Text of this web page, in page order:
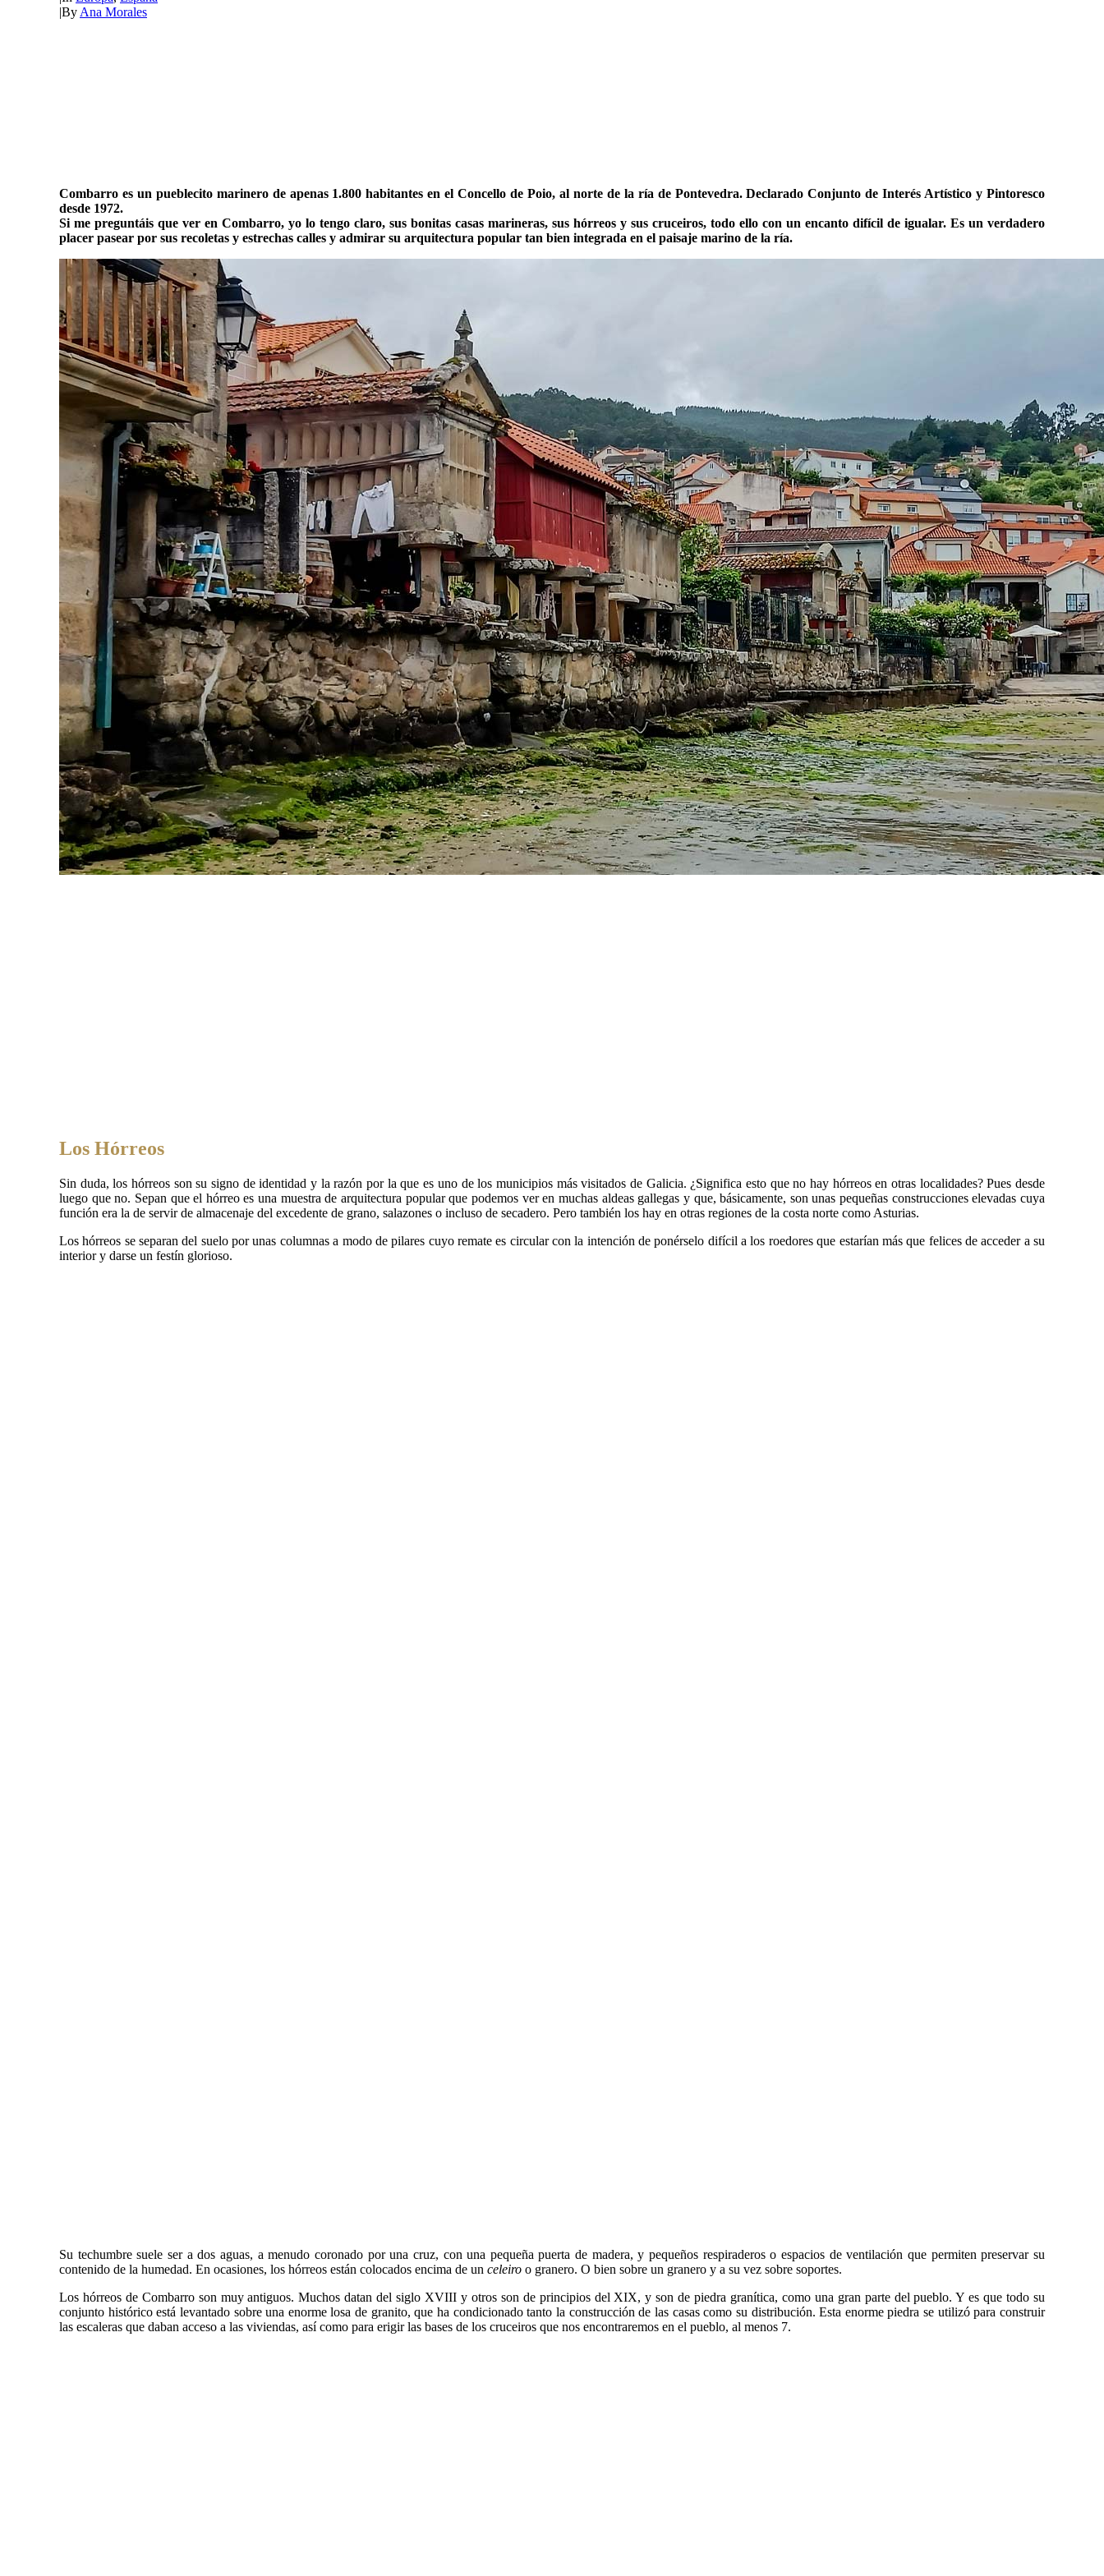
|By Ana Morales
Combarro es un pueblecito marinero de apenas 1.800 habitantes en el Concello de Poio, al norte de la ría de Pontevedra. Declarado Conjunto de Interés Artístico y Pintoresco
desde 1972.
Si me preguntáis que ver en Combarro, yo lo tengo claro, sus bonitas casas marineras, sus hórreos y sus cruceiros, todo ello con un encanto difícil de igualar. Es un verdadero
placer pasear por sus recoletas y estrechas calles y admirar su arquitectura popular tan bien integrada en el paisaje marino de la ría.
Los Hórreos
Sin duda, los hórreos son su signo de identidad y la razón por la que es uno de los municipios más visitados de Galicia. ¿Significa esto que no hay hórreos en otras localidades? Pues desde
luego que no. Sepan que el hórreo es una muestra de arquitectura popular que podemos ver en muchas aldeas gallegas y que, básicamente, son unas pequeñas construcciones elevadas cuya
función era la de servir de almacenaje del excedente de grano, salazones o incluso de secadero. Pero también los hay en otras regiones de la costa norte como Asturias.
Los hórreos se separan del suelo por unas columnas a modo de pilares cuyo remate es circular con la intención de ponérselo difícil a los roedores que estarían más que felices de acceder a su
interior y darse un festín glorioso.
Su techumbre suele ser a dos aguas, a menudo coronado por una cruz, con una pequeña puerta de madera, y pequeños respiraderos o espacios de ventilación que permiten preservar su
contenido de la humedad. En ocasiones, los hórreos están colocados encima de un celeiro o granero. O bien sobre un granero y a su vez sobre soportes.
Los hórreos de Combarro son muy antiguos. Muchos datan del siglo XVIII y otros son de principios del XIX, y son de piedra granítica, como una gran parte del pueblo. Y es que todo su
conjunto histórico está levantado sobre una enorme losa de granito, que ha condicionado tanto la construcción de las casas como su distribución. Esta enorme piedra se utilizó para construir
las escaleras que daban acceso a las viviendas, así como para erigir las bases de los cruceiros que nos encontraremos en el pueblo, al menos 7.